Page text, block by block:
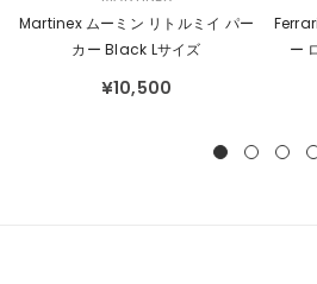
売
Martinex ムーミン リトルミイ パー
カー Black Lサイズ
¥10,500
売
元：
ー